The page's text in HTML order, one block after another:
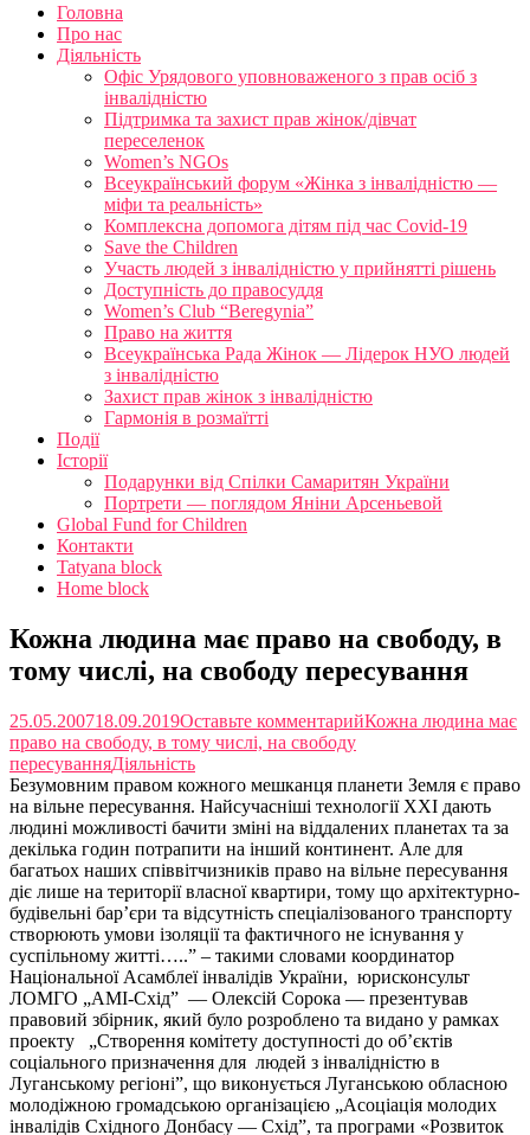
Головна
Про нас
Діяльність
Офіс Урядового уповноваженого з прав осіб з
інвалідністю
Підтримка та захист прав жінок/дівчат
переселенок
Women’s NGOs
Всеукраїнський форум «Жінка з інвалідністю —
міфи та реальність»
Комплексна допомога дітям під час Covid-19
Save the Children
Участь людей з інвалідністю у прийнятті рішень
Доступність до правосуддя
Women’s Club “Beregynia”
Право на життя
Всеукраїнська Рада Жінок — Лідерок НУО людей
з інвалідністю
Захист прав жінок з інвалідністю
Гармонія в розмаїтті
Події
Історії
Подарунки від Спілки Самаритян України
Портрети — поглядом Яніни Арсеньевой
Global Fund for Children
Контакти
Tatyana block
Home block
Кожна людина має право на свободу, в
тому числі, на свободу пересування
25.05.200718.09.2019Оставьте комментарийКожна людина має
право на свободу, в тому числі, на свободу
пересуванняДіяльність
Безумовним правом кожного мешканця планети Земля є право
на вільне пересування. Найсучасніші технології ХХІ дають
людині можливості бачити зміні на віддалених планетах та за
декілька годин потрапити на інший континент. Але для
багатьох наших співвітчизників право на вільне пересування
діє лише на території власної квартири, тому що архітектурно-
будівельні бар’єри та відсутність спеціалізованого транспорту
створюють умови ізоляції та фактичного не існування у
суспільному житті…..” – такими словами координатор
Національної Асамблеї інвалідів України, юрисконсульт
ЛОМГО „АМІ-Схід” — Олексій Сорока — презентував
правовий збірник, який було розроблено та видано у рамках
проекту „Створення комітету доступності до об’єктів
соціального призначення для людей з інвалідністю в
Луганському регіоні”, що виконується Луганською обласною
молодіжною громадською організацією „Асоціація молодих
інвалідів Східного Донбасу — Схід”, та програми «Розвиток